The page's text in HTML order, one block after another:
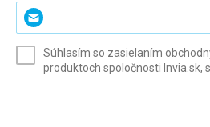
Zadajte
svoj
(povinné)
Súhlasím so zasielaním
produktoch spoločnosti Invia.sk,